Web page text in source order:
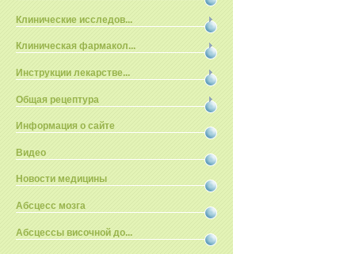
Клинические исследов...
Клиническая фармакол...
Инструкции лекарстве...
Общая рецептура
Информация о сайте
Видео
Новости медицины
Абсцесс мозга
Абсцессы височной до...